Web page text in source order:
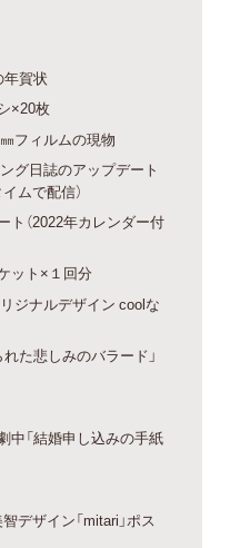
年賀状
×20枚
フィルムの現物
グ日誌のアップデート
ムで配信）
（2022年カレンダー付
ット×１回分
ジナルデザイン coolな
た悲しみのバラード」
中「結婚申し込みの手紙
デザイン「mitari」ポス